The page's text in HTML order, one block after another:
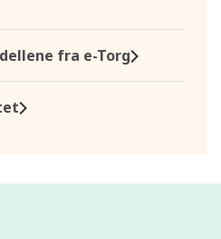
fra e-Torg